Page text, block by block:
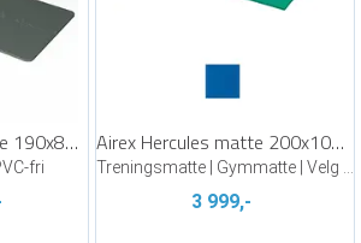
Airex Heartbeat matte 190x80x1,5 cm
fri
Airex Hercules matte 200x100x2,5 cm
3 999,-